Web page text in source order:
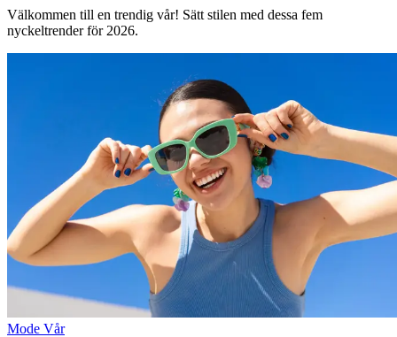
Välkommen till en trendig vår! Sätt stilen med dessa fem
nyckeltrender för 2026.
Mode Vår